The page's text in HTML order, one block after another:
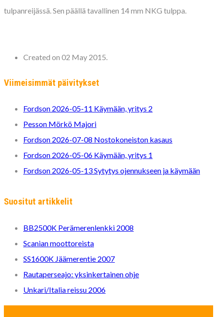
tulpanreijässä. Sen päällä tavallinen 14 mm NKG tulppa.
Created on 02 May 2015.
Viimeisimmät päivitykset
Fordson 2026-05-11 Käymään, yritys 2
Pesson Mörkö Majori
Fordson 2026-07-08 Nostokoneiston kasaus
Fordson 2026-05-06 Käymään, yritys 1
Fordson 2026-05-13 Sytytys ojennukseen ja käymään
Suositut artikkelit
BB2500K Perämerenlenkki 2008
Scanian moottoreista
SS1600K Jäämerentie 2007
Rautaperseajo: yksinkertainen ohje
Unkari/Italia reissu 2006